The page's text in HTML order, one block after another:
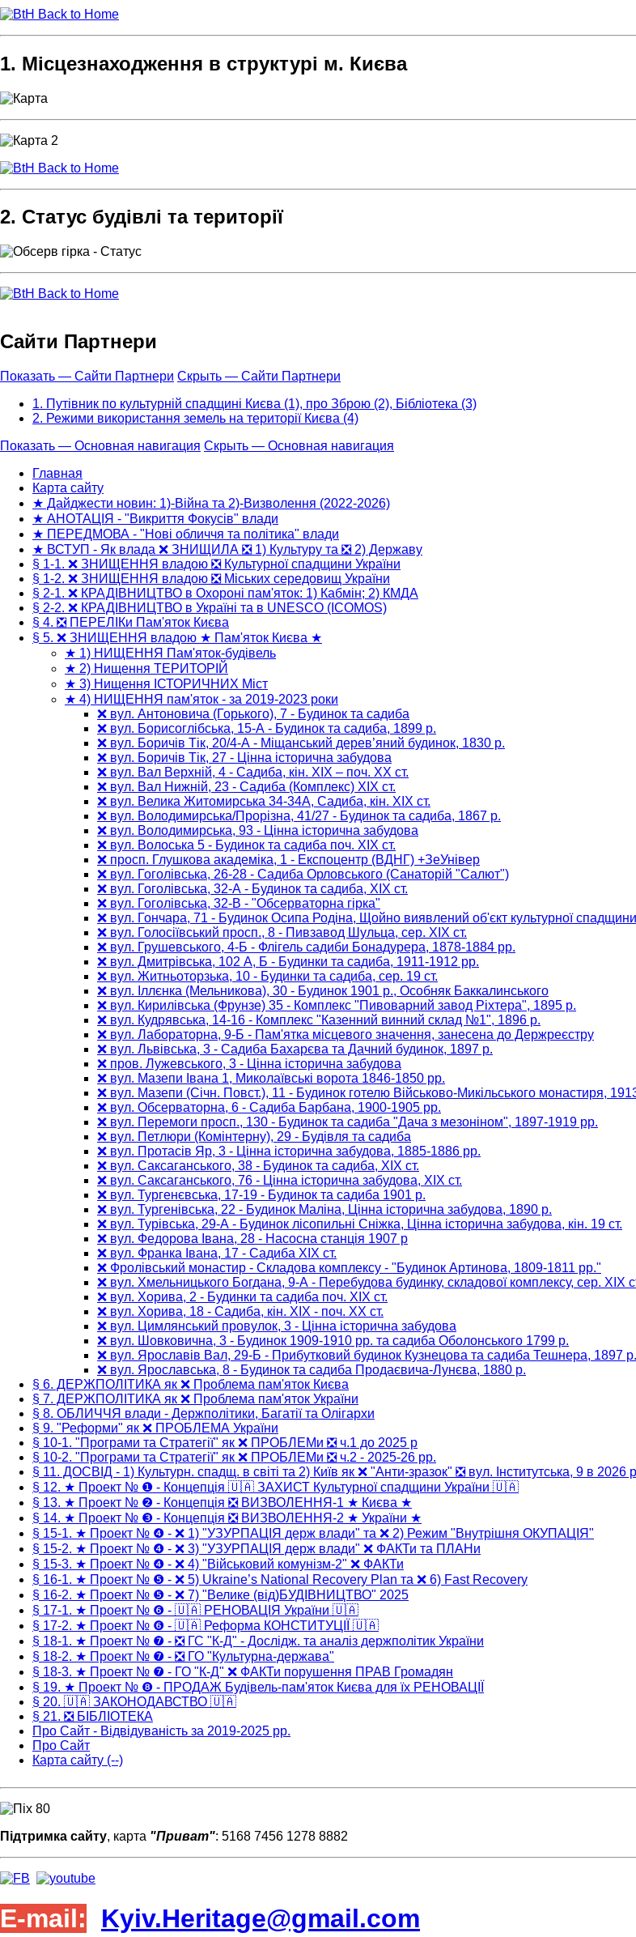
Back to Home
1. Місцезнаходження в структурі м. Києва
Back to Home
2. Статус будівлі та території
Back to Home
Сайти Партнери
Показать — Сайти Партнери Скрыть — Сайти Партнери
1. Путівник по культурній спадщині Києва (1), про Зброю (2), Бібліотека (3)
2. Режими використання земель на території Києва (4)
Основная
навигация
Показать — Основная навигация Скрыть — Основная навигация
Главная
Карта сайту
★ Дайджести новин: 1)-Війна та 2)-Визволення (2022-2026)
★ АНОТАЦІЯ - "Викриття Фокусів" влади
★ ПЕРЕДМОВА - "Нові обличчя та політика" влади
★ ВСТУП - Як влада ❌ ЗНИЩИЛА ❎ 1) Культуру та ❎ 2) Державу
§ 1-1. ❌ ЗНИЩЕННЯ владою ❎ Культурної спадщини України
§ 1-2. ❌ ЗНИЩЕННЯ владою ❎ Міських середовищ України
§ 2-1. ❌ КРАДІВНИЦТВО в Охороні пам'яток: 1) Кабмін; 2) КМДА
§ 2-2. ❌ КРАДІВНИЦТВО в Україні та в UNESCO (ICOMOS)
§ 4. ❎ ПЕРЕЛІКи Пам'яток Києва
§ 5. ❌ ЗНИЩЕННЯ владою ★ Пам'яток Києва ★
★ 1) НИЩЕННЯ Пам'яток-будівель
★ 2) Нищення ТЕРИТОРІЙ
★ 3) Нищення ІСТОРИЧНИХ Міст
★ 4) НИЩЕННЯ пам'яток - за 2019-2023 роки
❌ вул. Антоновича (Горького), 7 - Будинок та садиба
❌ вул. Борисоглібська, 15-А - Будинок та садиба, 1899 р.
❌ вул. Боричів Тік, 20/4-А - Міщанський дерев’яний будинок, 1830 р.
❌ вул. Боричів Тік, 27 - Цінна історична забудова
❌ вул. Вал Верхній, 4 - Садиба, кін. XIX – поч. XX ст.
❌ вул. Вал Нижній, 23 - Cадиба (Комплекс) ХІХ ст.
❌ вул. Велика Житомирська 34-34А, Садиба, кін. ХІХ ст.
❌ вул. Володимирська/Прорізна, 41/27 - Будинок та садиба, 1867 р.
❌ вул. Володимирська, 93 - Цінна історична забудова
❌ вул. Волоська 5 - Будинок та садиба поч. ХІХ ст.
❌ просп. Глушкова академіка, 1 - Експоцентр (ВДНГ) +ЗеУнівер
❌ вул. Гоголівська, 26-28 - Садиба Орловського (Санаторій "Салют")
❌ вул. Гоголівська, 32-А - Будинок та садиба, ХІХ ст.
❌ вул. Гоголівська, 32-В - "Обсерваторна гірка"
❌ вул. Гончара, 71 - Будинок Осипа Родіна, Щойно виявлений об'єкт культурної спадщини
❌ вул. Голосіївський просп., 8 - Пивзавод Шульца, сер. XIX ст.
❌ вул. Грушевського, 4-Б - Флігель садиби Бонадурера, 1878-1884 рр.
❌ вул. Дмитрівська, 102 А, Б - Будинки та садиба, 1911-1912 рр.
❌ вул. Житньоторзька, 10 - Будинки та садиба, сер. 19 ст.
❌ вул. Іллєнка (Мельникова), 30 - Будинок 1901 р., Особняк Баккалинського
❌ вул. Кирилівська (Фрунзе) 35 - Комплекс "Пивоварний завод Ріхтера", 1895 р.
❌ вул. Кудрявська, 14-16 - Комплекс "Казенний винний склад №1", 1896 р.
❌ вул. Лабораторна, 9-Б - Пам'ятка місцевого значення, занесена до Держреєстру
❌ вул. Львівська, 3 - Садиба Бахарєва та Дачний будинок, 1897 р.
❌ пров. Лужевського, 3 - Цінна історична забудова
❌ вул. Мазепи Івана 1, Миколаївські ворота 1846-1850 рр.
❌ вул. Мазепи (Січн. Повст.), 11 - Будинок готелю Військово-Микільського монастиря,
❌ вул. Обсерваторна, 6 - Садиба Барбана, 1900-1905 рр.
❌ вул. Перемоги просп., 130 - Будинок та садиба "Дача з мезоніном", 1897-1919 рр.
❌ вул. Петлюри (Комінтерну), 29 - Будівля та садиба
❌ вул. Протасів Яр, 3 - Цінна історична забудова, 1885-1886 рр.
❌ вул. Саксаганського, 38 - Будинок та садиба, ХІХ ст.
❌ вул. Саксаганського, 76 - Цінна історична забудова, ХІХ ст.
❌ вул. Тургенєвська, 17-19 - Будинок та садиба 1901 р.
❌ вул. Тургенівська, 22 - Будинок Маліна, Цінна історична забудова, 1890 р.
❌ вул. Турівська, 29-А - Будинок лісопильні Сніжка, Цінна історична забудова, кін. 19 ст.
❌ вул. Федорова Івана, 28 - Насосна станція 1907 р
❌ вул. Франка Івана, 17 - Cадиба ХІХ ст.
❌ Фролівський монастир - Складова комплексу - "Будинок Артинова, 1809-1811 рр."
❌ вул. Хмельницького Богдана, 9-А - Перебудова будинку, складової комплексу, сер. ХІХ
❌ вул. Хорива, 2 - Будинки та садиба поч. ХІХ ст.
❌ вул. Хорива, 18 - Садиба, кін. XIX - поч. XX ст.
❌ вул. Цимлянський провулок, 3 - Цінна історична забудова
❌ вул. Шовковична, 3 - Будинок 1909-1910 рр. та садиба Оболонського 1799 р.
❌ вул. Ярославів Вал, 29-Б - Прибутковий будинок Кузнецова та садиба Тешнера, 1897 р.
❌ вул. Ярославська, 8 - Будинок та садиба Продаєвича-Лунєва, 1880 р.
§ 6. ДЕРЖПОЛІТИКА як ❌ Проблема пам'яток Києва
§ 7. ДЕРЖПОЛІТИКА як ❌ Проблема пам'яток України
§ 8. ОБЛИЧЧЯ влади - Держполітики, Багатії та Олігархи
§ 9. "Реформи" як ❌ ПРОБЛЕМА України
§ 10-1. "Програми та Стратегії" як ❌ ПРОБЛЕМи ❎ ч.1 до 2025 р
§ 10-2. "Програми та Стратегії" як ❌ ПРОБЛЕМи ❎ ч.2 - 2025-26 рр.
§ 11. ДОСВІД - 1) Культурн. спадщ. в світі та 2) Київ як ❌ "Анти-зразок" ❎ вул. Інститутська, 9 в 2026 р
§ 12. ★ Проект № ❶ - Концепція 🇺🇦 ЗАХИСТ Культурної спадщини України 🇺🇦
§ 13. ★ Проект № ❷ - Концепція ❎ ВИЗВОЛЕННЯ-1 ★ Києва ★
§ 14. ★ Проект № ❸ - Концепція ❎ ВИЗВОЛЕННЯ-2 ★ України ★
§ 15-1. ★ Проект № ❹ - ❌ 1) "УЗУРПАЦІЯ держ влади" та ❌ 2) Режим "Внутрішня ОКУПАЦІЯ"
§ 15-2. ★ Проект № ❹ - ❌ 3) "УЗУРПАЦІЯ держ влади" ❌ ФАКТи та ПЛАНи
§ 15-3. ★ Проект № ❹ - ❌ 4) "Військовий комунізм-2" ❌ ФАКТи
§ 16-1. ★ Проект № ❺ - ❌ 5) Ukraine’s National Recovery Plan та ❌ 6) Fast Recovery
§ 16-2. ★ Проект № ❺ - ❌ 7) "Велике (від)БУДІВНИЦТВО" 2025
§ 17-1. ★ Проект № ❻ - 🇺🇦 РЕНОВАЦІЯ України 🇺🇦
§ 17-2. ★ Проект № ❻ - 🇺🇦 Реформа КОНСТИТУЦІЇ 🇺🇦
§ 18-1. ★ Проект № ❼ - ❎ ГС "К-Д" - Дослідж. та аналіз держполітик України
§ 18-2. ★ Проект № ❼ - ❎ ГО "Культурна-держава"
§ 18-3. ★ Проект № ❼ - ГО "К-Д" ❌ ФАКТи порушення ПРАВ Громадян
§ 19. ★ Проект № ❽ - ПРОДАЖ Будівель-пам'яток Києва для їх РЕНОВАЦІЇ
§ 20. 🇺🇦 ЗАКОНОДАВСТВО 🇺🇦
§ 21. ❎ БІБЛІОТЕКА
Про Сайт - Відвідуваність за 2019-2025 рр.
Про Сайт
Карта сайту (--)
Підтримка сайту, карта "Приват": 5168 7456 1278 8882
E-mail: Kyiv.Heritage@gmail.com